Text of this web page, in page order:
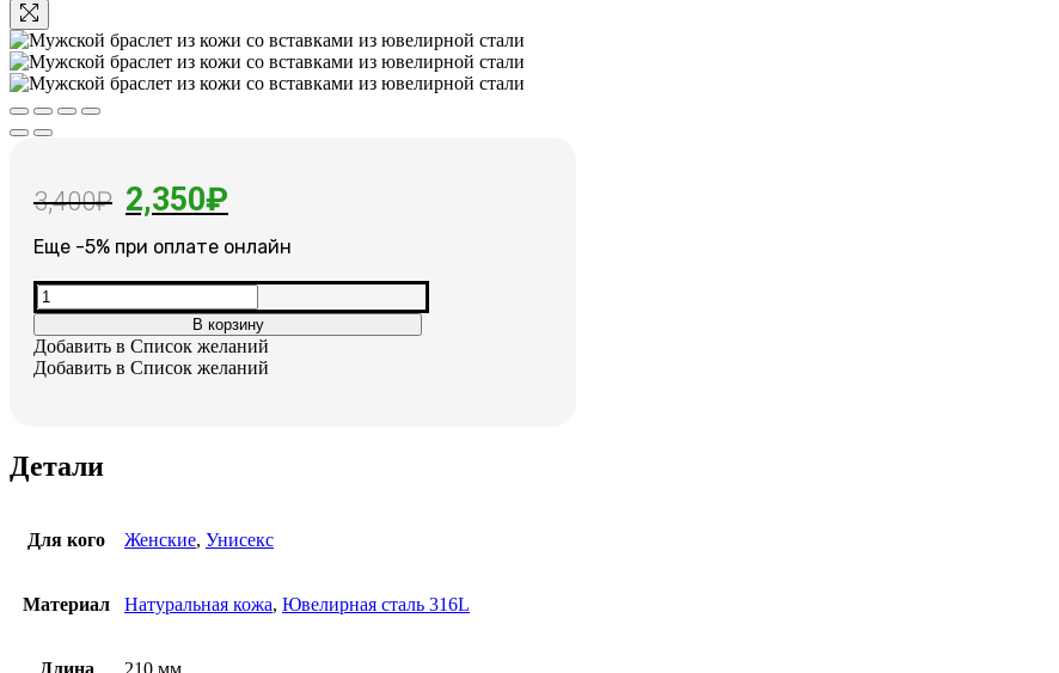
3,400₽ Первоначальная
цена
составляла
3,400₽.
2,350₽
цена:
2,350₽.
Еще -5% при оплате онлайн
Количество
товара
Мужской
браслет
из
из
В корзину
Добавить в Список желаний
Добавить в Список желаний
Детали
Для кого Женские, Унисекс
Материал Натуральная кожа, Ювелирная сталь 316L